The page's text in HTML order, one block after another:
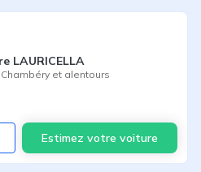
LAURICELLA
Chambéry et alentours
Estimez votre voiture